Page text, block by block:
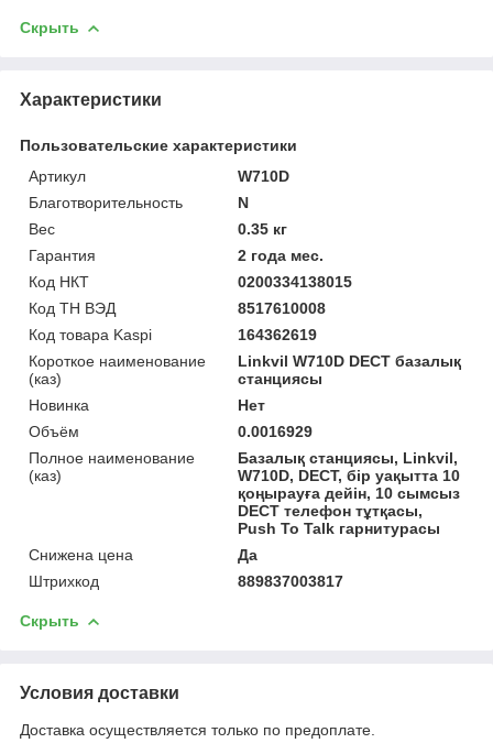
Скрыть
Характеристики
Пользовательские характеристики
Артикул
W710D
Благотворительность
N
Вес
0.35 кг
Гарантия
2 года мес.
Код НКТ
0200334138015
Код ТН ВЭД
8517610008
Код товара Kaspi
164362619
Короткое наименование
(каз)
Linkvil W710D DECT базалық
станциясы
Новинка
Нет
Объём
0.0016929
Полное наименование
(каз)
Базалық станциясы, Linkvil,
W710D, DECT, бір уақытта 10
қоңырауға дейін, 10 сымсыз
DECT телефон тұтқасы,
Push To Talk гарнитурасы
Снижена цена
Да
Штрихкод
889837003817
Скрыть
Условия доставки
Доставка осуществляется только по предоплате.